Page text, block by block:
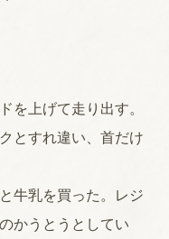
上げて走り出す。
とすれ違い、首だけ
牛乳を買った。レジ
かうとうとしてい